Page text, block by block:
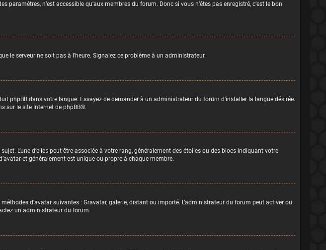
n’est accessible qu’aux membres du forum. Donc si vous n’êtes pas enregistré, c’est le bon
le serveur ne soit pas à l’heure. Signalez ce problème à un administrateur.
phpBB dans votre langue. Essayez de demander à un administrateur du forum d’installer la langue désirée.
sur le site Internet de phpBB®.
L’une d’elles peut être associée à votre rang, généralement des étoiles ou des blocs indiquant votre
et généralement est unique ou propre à chaque membre.
d’avatar suivantes : Gravatar, galerie, distant ou importé. L’administrateur du forum peut activer ou
un administrateur du forum.